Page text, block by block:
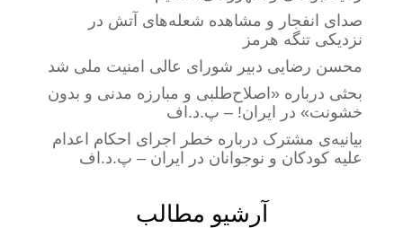
صدای انفجار و مشاهده شعله‌های آتش در
نزدیکی تنگه هرمز
محسن رضایی دبیر شورای عالی امنیت ملی شد
بحثی درباره «اصلاح‌طلبی و مبارزه مدنی و بدون
خشونت» در ایران! – پ.د.اف
بیانیه‌ی مشترک درباره خطر اجرای احکام اعدام
علیه کودکان و نوجوانان در ایران – پ.د.اف
آرشیو مطالب